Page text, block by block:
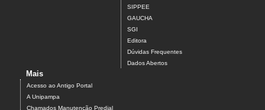
SIPPEE
GAUCHA
SGI
Editora
Dúvidas Frequentes
Dados Abertos
Mais
Acesso ao Antigo Portal
A Unipampa
Chamados Manutenção Predial